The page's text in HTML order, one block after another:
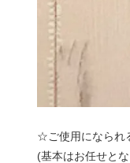
☆ご使用になられ
(基本はお任せと